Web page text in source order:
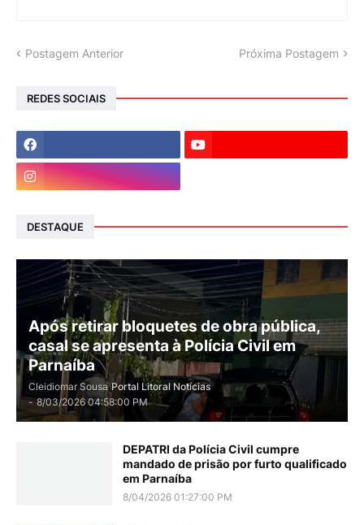
Postagem Anterior Próxima Postagem
REDES SOCIAIS
DESTAQUE
Após retirar bloquetes de obra pública,
casal se apresenta à Polícia Civil em
Parnaíba
Cleidiomar Sousa Portal Litoral Notícias
- 8/03/2026 04:58:00 PM
DEPATRI da Polícia Civil cumpre
mandado de prisão por furto qualificado
em Parnaíba
8/04/2026 01:27:00 PM